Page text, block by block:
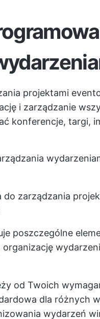
projektami
i zarządzanie
konferencje, targi,
zarządzania
poszczególne
organizację
od Twoich
dla różnych
wydarzeń